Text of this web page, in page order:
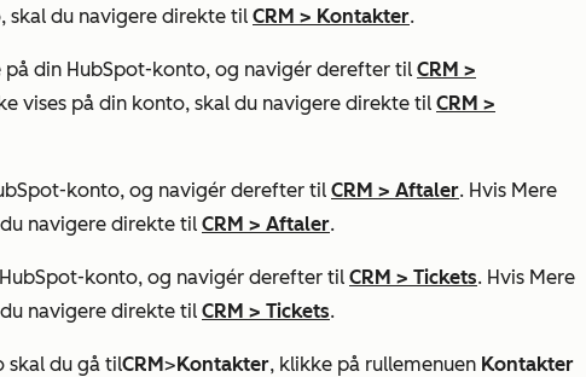
skal du navigere direkte til CRM > Kontakter.
på din HubSpot-konto, og navigér derefter til CRM >
vises på din konto, skal du navigere direkte til CRM >
konto, og navigér derefter til CRM > Aftaler. Hvis Mere
navigere direkte til CRM > Aftaler.
konto, og navigér derefter til CRM > Tickets. Hvis Mere
navigere direkte til CRM > Tickets.
skal du gå tilCRM>Kontakter, klikke på rullemenuen Kontakter